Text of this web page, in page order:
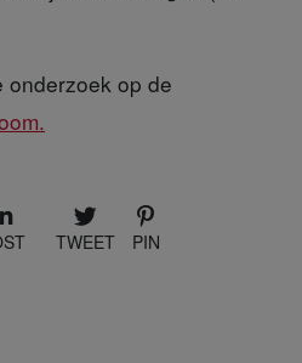
onderzoek op de
TWEET PIN